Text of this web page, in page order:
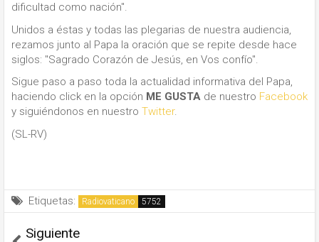
dificultad como nación".
Unidos a éstas y todas las plegarias de nuestra audiencia,
rezamos junto al Papa la oración que se repite desde hace
siglos: "Sagrado Corazón de Jesús, en Vos confío".
Sigue paso a paso toda la actualidad informativa del Papa,
haciendo click en la opción ME GUSTA de nuestro Facebook
y siguiéndonos en nuestro Twitter.
(SL-RV)
Etiquetas: Radiovaticano
Siguiente